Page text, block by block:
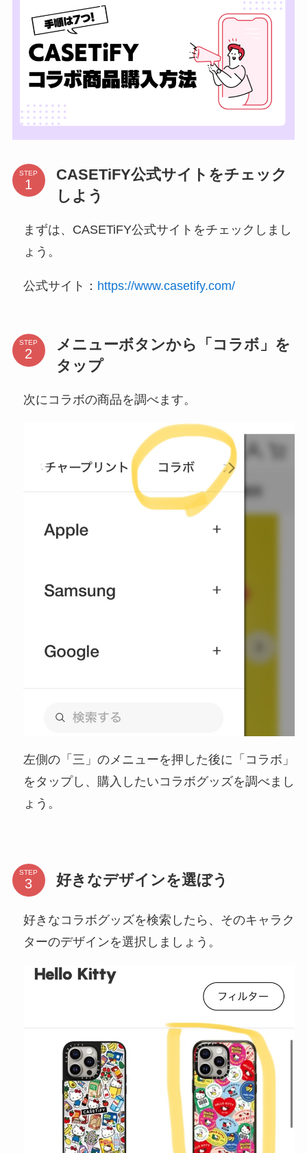
STEP
CASETiFY公式サイトをチェック
しよう
まずは、CASETiFY公式サイトをチェックしまし
ょう。
公式サイト： https://www.casetify.com/
STEP
メニューボタンから「コラボ」を
タップ
次にコラボの商品を調べます。
左側の「三」のメニューを押した後に「コラボ」
をタップし、購入したいコラボグッズを調べまし
ょう。
STEP 好きなデザインを選ぼう
好きなコラボグッズを検索したら、そのキャラク
ターのデザインを選択しましょう。